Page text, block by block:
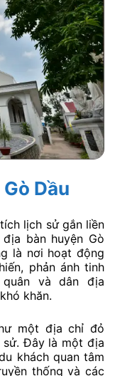
Dầu
lịch sử gắn liền
bàn huyện Gò
là nơi hoạt động
phản ánh tinh
và dân địa
khăn.
một địa chỉ đỏ
sử. Đây là một địa
khách quan tâm
thống và các